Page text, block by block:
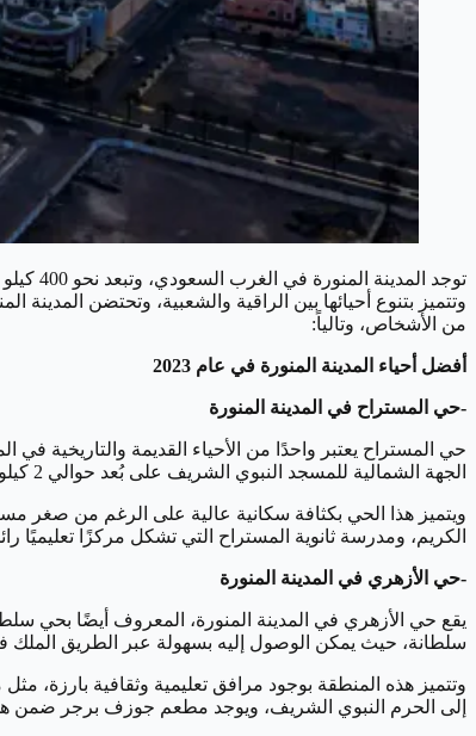
من الأشخاص، وتالياً:
أفضل أحياء المدينة المنورة في عام 2023
-حي المستراح في المدينة المنورة
حي المستراح يعتبر واحدًا من الأحياء القديمة والتاريخية في
الجهة الشمالية للمسجد النبوي الشريف على بُعد حوالي 2 كيلومتر، ويتيح وصول سهل إلى الحرم النبوي في غضون حوالي 8 دقائق بالسيارة.
ويتميز هذا الحي بكثافة سكانية عالية على الرغم من صغر
الكريم، ومدرسة ثانوية المستراح التي تشكل مركزًا تعليميًا
-حي الأزهري في المدينة المنورة
يقع حي الأزهري في المدينة المنورة، المعروف أيضًا بحي
سلطانة، حيث يمكن الوصول إليه بسهولة عبر الطريق الملك فهد،
وتتميز هذه المنطقة بوجود مرافق تعليمية وثقافية بارزة،
إلى الحرم النبوي الشريف، ويوجد مطعم جوزف برجر ضمن